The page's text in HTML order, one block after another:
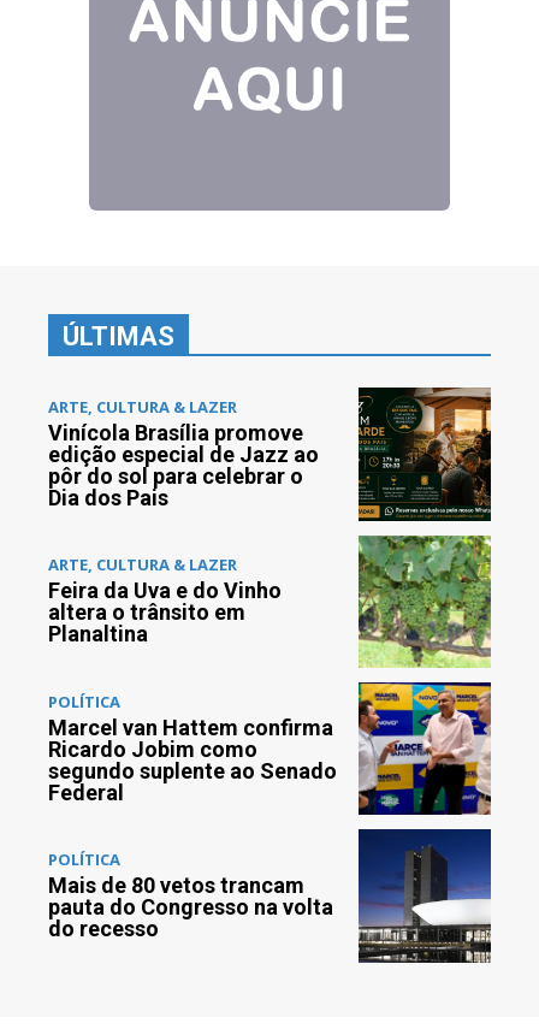
ÚLTIMAS
ARTE, CULTURA & LAZER
Vinícola Brasília promove
edição especial de Jazz ao
pôr do sol para celebrar o
Dia dos Pais
ARTE, CULTURA & LAZER
Feira da Uva e do Vinho
altera o trânsito em
Planaltina
POLÍTICA
Marcel van Hattem confirma
Ricardo Jobim como
segundo suplente ao Senado
Federal
POLÍTICA
Mais de 80 vetos trancam
pauta do Congresso na volta
do recesso